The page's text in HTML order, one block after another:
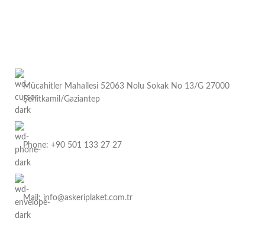
Mücahitler Mahallesi 52063 Nolu Sokak No 13/G 27000
Şehitkamil/Gaziantep
Phone: +90 501 133 27 27
Mail: info@askeriplaket.com.tr